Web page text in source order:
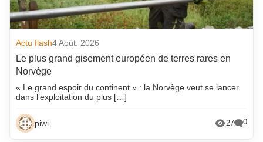
Actu flash4 Août. 2026
Le plus grand gisement européen de terres rares en
Norvège
« Le grand espoir du continent » : la Norvège veut se lancer
dans l’exploitation du plus […]
piwi 27 0